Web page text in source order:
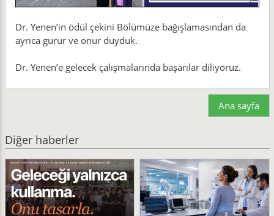
Dr. Yenen’in ödül çekini Bölümüze bağışlamasından da
ayrıca gurur ve onur duyduk.
Dr. Yenen’e gelecek çalışmalarında başarılar diliyoruz.
Ana sayfa
Diğer haberler